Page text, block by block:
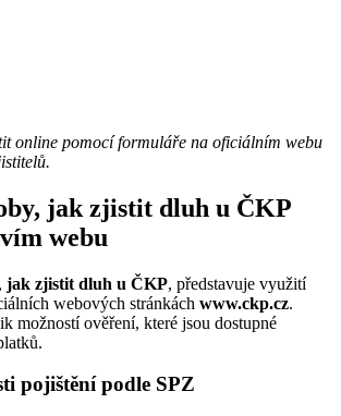
online pomocí formuláře na oficiálním webu
jak zjistit dluh u ČKP
webu
jak zjistit dluh u ČKP, představuje využití
webových stránkách www.ckp.cz.
možností ověření, které jsou dostupné
pojištění podle SPZ